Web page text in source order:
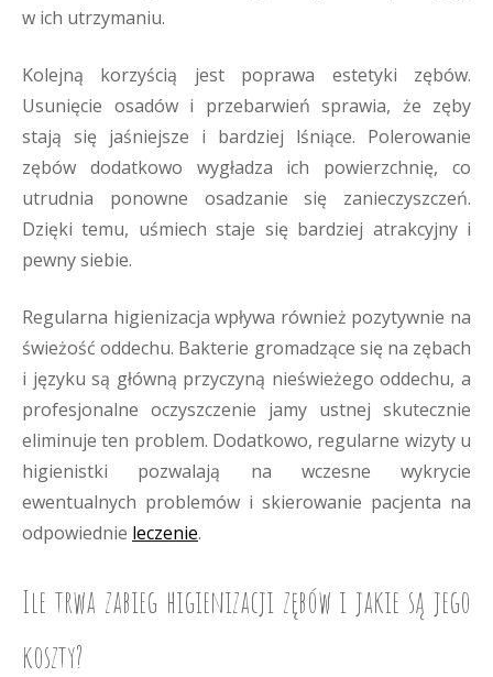
w ich utrzymaniu.
Kolejną korzyścią jest poprawa estetyki zębów.
Usunięcie osadów i przebarwień sprawia, że zęby
stają się jaśniejsze i bardziej lśniące. Polerowanie
zębów dodatkowo wygładza ich powierzchnię, co
utrudnia ponowne osadzanie się zanieczyszczeń.
Dzięki temu, uśmiech staje się bardziej atrakcyjny i
pewny siebie.
Regularna higienizacja wpływa również pozytywnie na
świeżość oddechu. Bakterie gromadzące się na zębach
i języku są główną przyczyną nieświeżego oddechu, a
profesjonalne oczyszczenie jamy ustnej skutecznie
eliminuje ten problem. Dodatkowo, regularne wizyty u
higienistki pozwalają na wczesne wykrycie
ewentualnych problemów i skierowanie pacjenta na
odpowiednie leczenie.
Ile trwa zabieg higienizacji zębów i jakie są jego
koszty?